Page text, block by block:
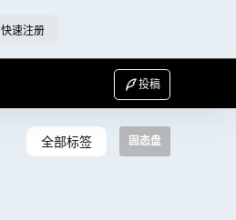
快速注册
投稿
全部标签 固态盘